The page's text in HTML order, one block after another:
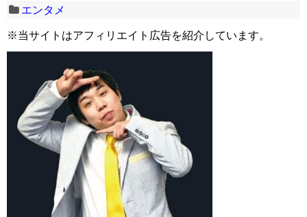
エンタメ
※当サイトはアフィリエイト広告を紹介しています。